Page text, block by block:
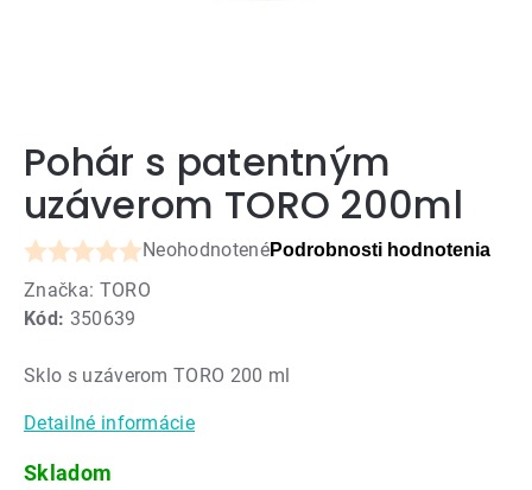
Pohár s patentným
uzáverom TORO 200ml
Kód: 350639
Priemerné
hodnotenie
produktu
0,0
5
hviezdičiek.
NeohodnotenéPodrobnosti hodnotenia
Značka: TORO
Sklo s uzáverom TORO 200 ml
Detailné informácie
Skladom